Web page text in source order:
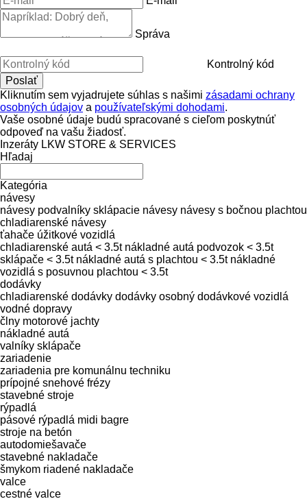
Správa
Kontrolný kód
Kliknutím sem vyjadrujete súhlas s našimi zásadami ochrany
osobných údajov a používateľskými dohodami.
Vaše osobné údaje budú spracované s cieľom poskytnúť
odpoveď na vašu žiadosť.
Inzeráty LKW STORE & SERVICES
Hľadaj
Kategória
návesy
návesy podvalníky sklápacie návesy návesy s bočnou plachtou
chladiarenské návesy
ťahače úžitkové vozidlá
chladiarenské autá < 3.5t nákladné autá podvozok < 3.5t
sklápače < 3.5t nákladné autá s plachtou < 3.5t nákladné
vozidlá s posuvnou plachtou < 3.5t
dodávky
chladiarenské dodávky dodávky osobný dodávkové vozidlá
vodné dopravy
člny motorové jachty
nákladné autá
valníky sklápače
zariadenie
zariadenia pre komunálnu techniku
prípojné snehové frézy
stavebné stroje
rýpadlá
pásové rýpadlá midi bagre
stroje na betón
autodomiešavače
stavebné nakladače
šmykom riadené nakladače
valce
cestné valce